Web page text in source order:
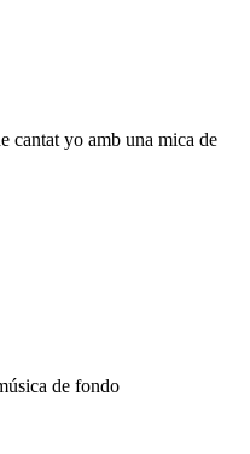
cantat yo amb una mica de
de fondo